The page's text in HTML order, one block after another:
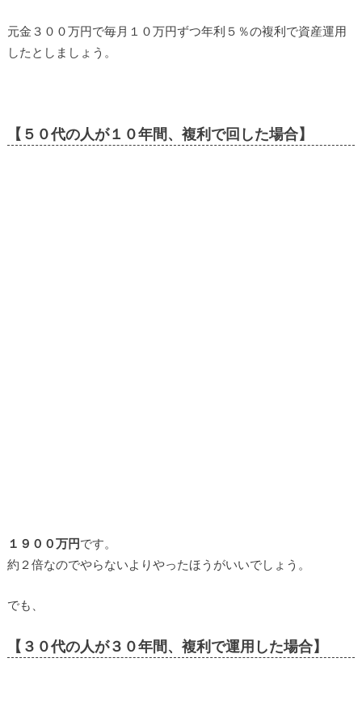
元金３００万円で毎月１０万円ずつ年利５％の複利で資産運用
したとしましょう。
【５０代の人が１０年間、複利で回した場合】
１９００万円です。
約２倍なのでやらないよりやったほうがいいでしょう。
でも、
【３０代の人が３０年間、複利で運用した場合】